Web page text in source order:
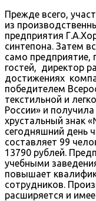
Прежде всего,
из
предприятия
синтепона. Затем
само предприятие,
гостей, директор
достижениях
победителем
текстильной и
России» и
хрустальный знак
сегодняшний день
составляет 99
13790 рублей.
учебными
повышает
сотрудников.
расширяется и